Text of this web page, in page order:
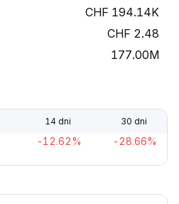
194.14K
2.48
177.00M
14 dni 30 dni
-12.62% -28.66%